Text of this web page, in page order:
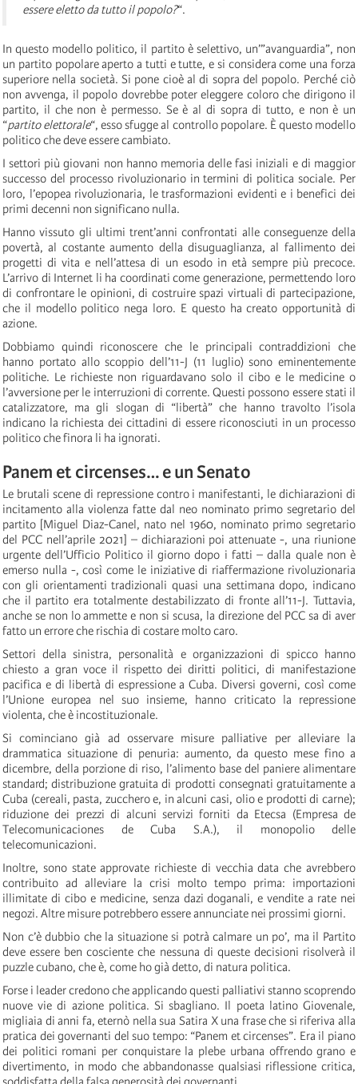
essere eletto da tutto il popolo?“.
In questo modello politico, il partito è selettivo, un’”avanguardia”, non
un partito popolare aperto a tutti e tutte, e si considera come una forza
superiore nella società. Si pone cioè al di sopra del popolo. Perché ciò
non avvenga, il popolo dovrebbe poter eleggere coloro che dirigono il
partito, il che non è permesso. Se è al di sopra di tutto, e non è un
“partito elettorale“, esso sfugge al controllo popolare. È questo modello
politico che deve essere cambiato.
I settori più giovani non hanno memoria delle fasi iniziali e di maggior
successo del processo rivoluzionario in termini di politica sociale. Per
loro, l’epopea rivoluzionaria, le trasformazioni evidenti e i benefici dei
primi decenni non significano nulla.
Hanno vissuto gli ultimi trent’anni confrontati alle conseguenze della
povertà, al costante aumento della disuguaglianza, al fallimento dei
progetti di vita e nell’attesa di un esodo in età sempre più precoce.
L’arrivo di Internet li ha coordinati come generazione, permettendo loro
di confrontare le opinioni, di costruire spazi virtuali di partecipazione,
che il modello politico nega loro. E questo ha creato opportunità di
azione.
Dobbiamo quindi riconoscere che le principali contraddizioni che
hanno portato allo scoppio dell’11-J (11 luglio) sono eminentemente
politiche. Le richieste non riguardavano solo il cibo e le medicine o
l’avversione per le interruzioni di corrente. Questi possono essere stati il
catalizzatore, ma gli slogan di “libertà” che hanno travolto l’isola
indicano la richiesta dei cittadini di essere riconosciuti in un processo
politico che finora li ha ignorati.
Panem et circenses… e un Senato
Le brutali scene di repressione contro i manifestanti, le dichiarazioni di
incitamento alla violenza fatte dal neo nominato primo segretario del
partito [Miguel Diaz-Canel, nato nel 1960, nominato primo segretario
del PCC nell’aprile 2021] – dichiarazioni poi attenuate -, una riunione
urgente dell’Ufficio Politico il giorno dopo i fatti – dalla quale non è
emerso nulla -, così come le iniziative di riaffermazione rivoluzionaria
con gli orientamenti tradizionali quasi una settimana dopo, indicano
che il partito era totalmente destabilizzato di fronte all’11-J. Tuttavia,
anche se non lo ammette e non si scusa, la direzione del PCC sa di aver
fatto un errore che rischia di costare molto caro.
Settori della sinistra, personalità e organizzazioni di spicco hanno
chiesto a gran voce il rispetto dei diritti politici, di manifestazione
pacifica e di libertà di espressione a Cuba. Diversi governi, così come
l’Unione europea nel suo insieme, hanno criticato la repressione
violenta, che è incostituzionale.
Si cominciano già ad osservare misure palliative per alleviare la
drammatica situazione di penuria: aumento, da questo mese fino a
dicembre, della porzione di riso, l’alimento base del paniere alimentare
standard; distribuzione gratuita di prodotti consegnati gratuitamente a
Cuba (cereali, pasta, zucchero e, in alcuni casi, olio e prodotti di carne);
riduzione dei prezzi di alcuni servizi forniti da Etecsa (Empresa de
Telecomunicaciones de Cuba S.A.), il monopolio delle
telecomunicazioni.
Inoltre, sono state approvate richieste di vecchia data che avrebbero
contribuito ad alleviare la crisi molto tempo prima: importazioni
illimitate di cibo e medicine, senza dazi doganali, e vendite a rate nei
negozi. Altre misure potrebbero essere annunciate nei prossimi giorni.
Non c’è dubbio che la situazione si potrà calmare un po’, ma il Partito
deve essere ben cosciente che nessuna di queste decisioni risolverà il
puzzle cubano, che è, come ho già detto, di natura politica.
Forse i leader credono che applicando questi palliativi stanno scoprendo
nuove vie di azione politica. Si sbagliano. Il poeta latino Giovenale,
migliaia di anni fa, eternò nella sua Satira X una frase che si riferiva alla
pratica dei governanti del suo tempo: “Panem et circenses”. Era il piano
dei politici romani per conquistare la plebe urbana offrendo grano e
divertimento, in modo che abbandonasse qualsiasi riflessione critica,